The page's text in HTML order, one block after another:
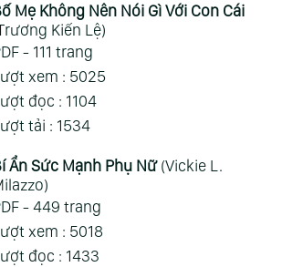
Mẹ Không Nên Nói Gì Với Con Cái
Kiến Lệ)
- 111 trang
xem : 5025
đọc : 1104
tải : 1534
Ẩn Sức Mạnh Phụ Nữ(Vickie L.
- 449 trang
xem : 5018
đọc : 1433